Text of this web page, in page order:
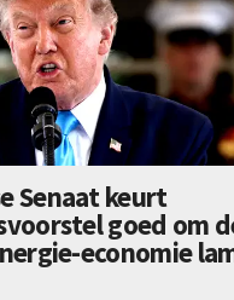
Senaat keurt
goed om
economie